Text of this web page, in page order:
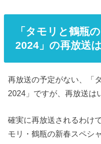
「タモリと鶴瓶
2024」の再放送
再放送の予定がない、「
2024」ですが、再放送は
確実に再放送されるわけ
モリ・鶴瓶の新春スペシ